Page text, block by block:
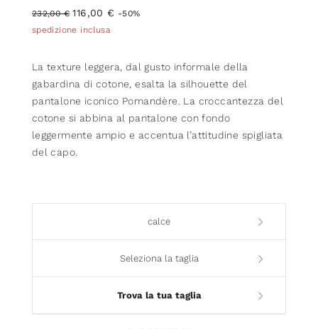
232,00 € 116,00 € -50%
spedizione inclusa
La texture leggera, dal gusto informale della
gabardina di cotone, esalta la silhouette del
pantalone iconico Pomandère. La croccantezza del
cotone si abbina al pantalone con fondo
leggermente ampio e accentua l’attitudine spigliata
del capo.
calce
Seleziona la taglia
Trova la tua taglia